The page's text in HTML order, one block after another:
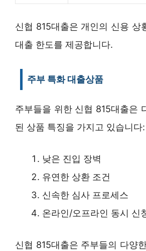
신협 815대출은 개인의 신용 상
대출 한도를 제공합니다.
주부 특화 대출상품
주부들을 위한 신협 815대출은
된 상품 특징을 가지고 있습니다:
낮은 진입 장벽
유연한 상환 조건
신속한 심사 프로세스
온라인/오프라인 동시 신
신협 815대출은 주부들의 다양